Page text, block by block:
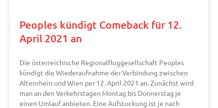
Peoples kündigt Comeback für 12.
April 2021 an
Die österreichische Regionalfluggesellschaft Peoples
kündigt die Wiederaufnahme der Verbindung zwischen
Altenrhein und Wien per 12. April 2021 an. Zunächst wird
man an den Verkehrstagen Montag bis Donnerstag je
einen Umlauf anbieten. Eine Aufstockung ist je nach